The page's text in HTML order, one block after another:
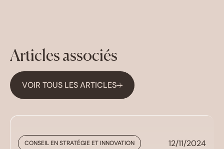
Articles associés
VOIR TOUS LES ARTICLES
CONSEIL EN STRATÉGIE ET INNOVATION 12/11/2024